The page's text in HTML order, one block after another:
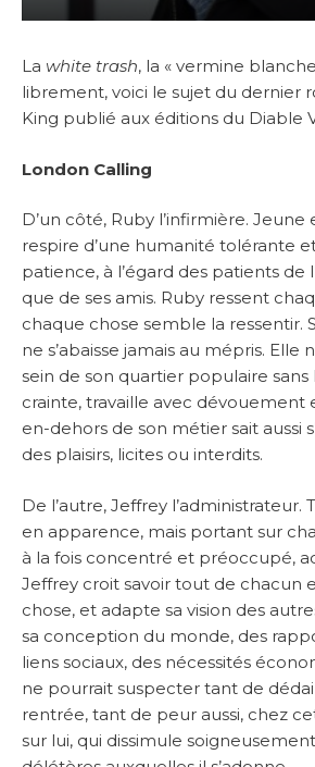
La white trash, la « vermine
librement, voici le sujet du dernier
King publié aux éditions du Diable
London Calling
D’un côté, Ruby l’infirmière. Jeune
respire d’une humanité tolérante
patience, à l’égard des patients de
que de ses amis. Ruby ressent
chaque chose semble la ressentir.
ne s’abaisse jamais au mépris. Elle
sein de son quartier populaire sans
crainte, travaille avec dévouement
en-dehors de son métier sait aussi
des plaisirs, licites ou interdits.
De l’autre, Jeffrey l’administrateur.
en apparence, mais portant sur
à la fois concentré et préoccupé,
Jeffrey croit savoir tout de chacun
chose, et adapte sa vision des
sa conception du monde, des
liens sociaux, des nécessités
ne pourrait suspecter tant de
rentrée, tant de peur aussi, chez
sur lui, qui dissimule